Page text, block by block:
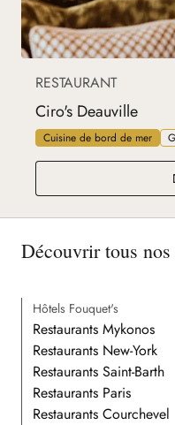
RESTAURANT
Ciro's Deauville
Cuisine de bord de mer
Découvrir tous nos
Hôtels Fouquet's
Restaurants Mykonos
Restaurants New-York
Restaurants Saint-Barth
Restaurants Paris
Restaurants Courchevel